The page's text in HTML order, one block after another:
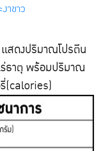
าขาว
เสดงปริมาณโปรตีน
ร่ธาตุ พร้อมปริมาณ
(calories)​